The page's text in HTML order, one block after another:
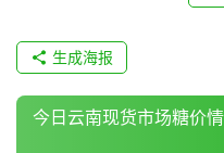
专
题
生成海报
今日云南现货市场糖价